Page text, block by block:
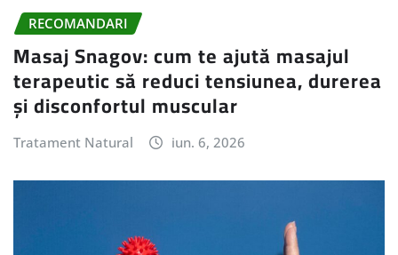
RECOMANDARI
Masaj Snagov: cum te ajută masajul
terapeutic să reduci tensiunea, durerea
și disconfortul muscular
Tratament Natural iun. 6, 2026